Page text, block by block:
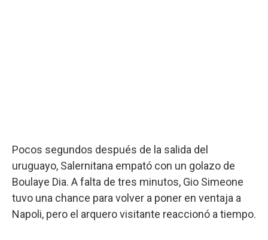
Pocos segundos después de la salida del
uruguayo, Salernitana empató con un golazo de
Boulaye Dia. A falta de tres minutos, Gio Simeone
tuvo una chance para volver a poner en ventaja a
Napoli, pero el arquero visitante reaccionó a tiempo.